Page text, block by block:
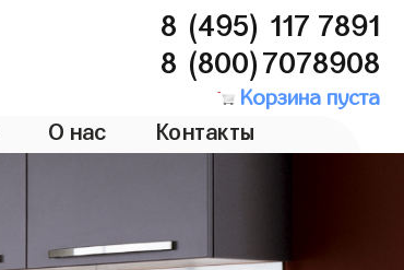
8 (495) 117 7891
8 (800)7078908
Корзина пуста
О нас Контакты